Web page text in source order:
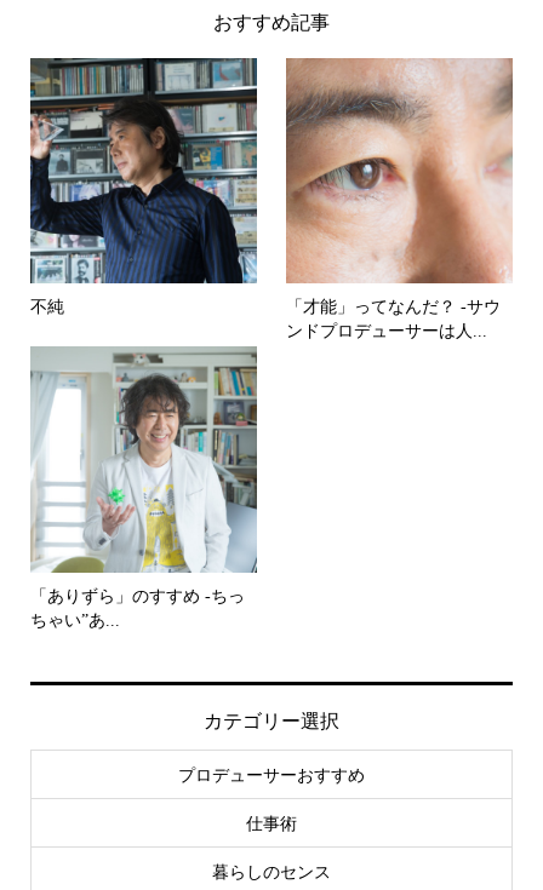
おすすめ記事
不純
「才能」ってなんだ？ -サウ
ンドプロデューサーは人...
「ありずら」のすすめ -ちっ
ちゃい”あ...
カテゴリー選択
プロデューサーおすすめ
仕事術
暮らしのセンス